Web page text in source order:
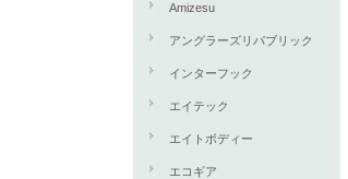
Amizesu
アングラーズリパブリック
インターフック
エイテック
エイトボディー
エコギア